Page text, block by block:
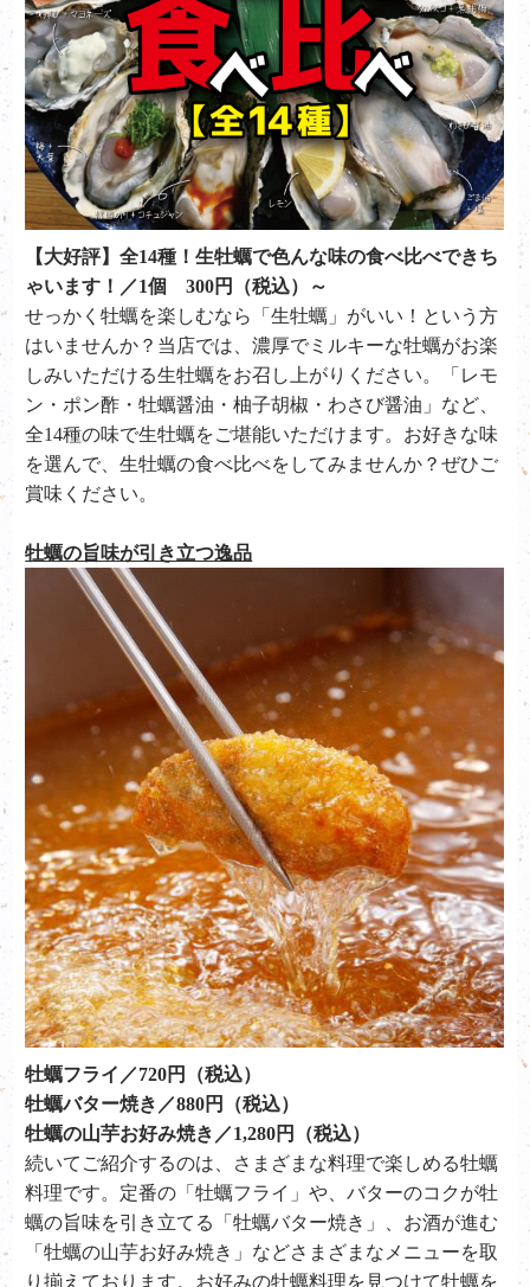
【大好評】全14種！生牡蠣で色んな味の食べ比べできち
ゃいます！／1個 300円（税込）～
せっかく牡蠣を楽しむなら「生牡蠣」がいい！という方
はいませんか？当店では、濃厚でミルキーな牡蠣がお楽
しみいただける生牡蠣をお召し上がりください。「レモ
ン・ポン酢・牡蠣醤油・柚子胡椒・わさび醤油」など、
全14種の味で生牡蠣をご堪能いただけます。お好きな味
を選んで、生牡蠣の食べ比べをしてみませんか？ぜひご
賞味ください。
牡蠣の旨味が引き立つ逸品
牡蠣フライ／720円（税込）
牡蠣バター焼き／880円（税込）
牡蠣の山芋お好み焼き／1,280円（税込）
続いてご紹介するのは、さまざまな料理で楽しめる牡蠣
料理です。定番の「牡蠣フライ」や、バターのコクが牡
蠣の旨味を引き立てる「牡蠣バター焼き」、お酒が進む
「牡蠣の山芋お好み焼き」などさまざまなメニューを取
り揃えております。 お好みの牡蠣料理を見つけて牡蠣を